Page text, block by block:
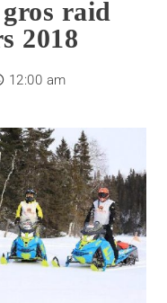
raid
2018
12:00 am